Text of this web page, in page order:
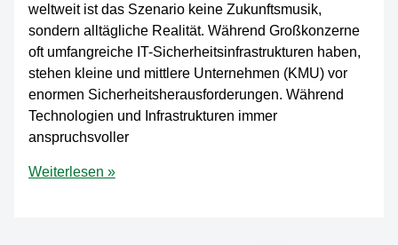
weltweit ist das Szenario keine Zukunftsmusik,
sondern alltägliche Realität. Während Großkonzerne
oft umfangreiche IT-Sicherheitsinfrastrukturen haben,
stehen kleine und mittlere Unternehmen (KMU) vor
enormen Sicherheitsherausforderungen. Während
Technologien und Infrastrukturen immer
anspruchsvoller
IT-
Weiterlesen »